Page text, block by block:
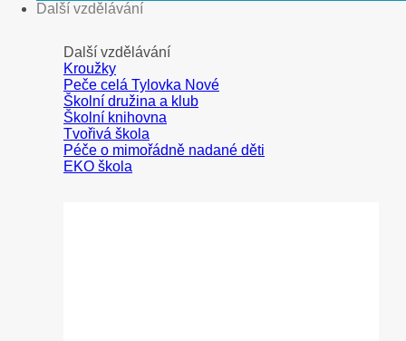
Další vzdělávání
Další vzdělávání
Kroužky
Peče celá Tylovka
Školní družina a klub
Školní knihovna
Tvořivá škola
Péče o mimořádně nadané děti
EKO škola